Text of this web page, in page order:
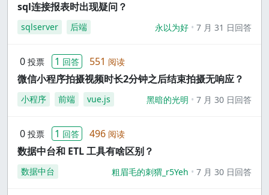
sql连接报表时出现疑问？
sqlserver 后端 永以为好 7 月 31 日回答
0 投票 1 回答 551 阅读
微信小程序拍摄视频时长2分钟之后结束拍摄无响应？
小程序 前端 vue.js 黑暗的光明 7 月 30 日回答
0 投票 1 回答 496 阅读
数据中台和 ETL 工具有啥区别？
数据中台 粗眉毛的刺猬_r5Yeh 7 月 30 日回答